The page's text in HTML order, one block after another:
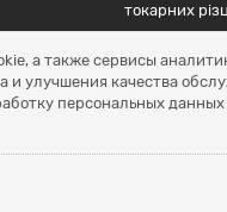
токарних
наших
а также сервисы
и улучшения качества
персональных